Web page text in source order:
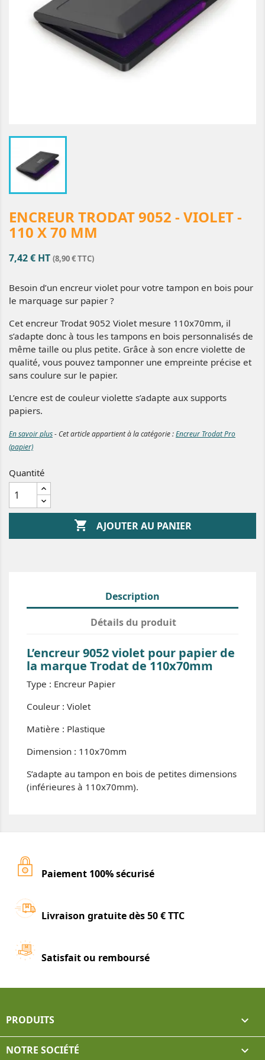
ENCREUR TRODAT 9052 - VIOLET -
110 X 70 MM
7,42 € HT (8,90 € TTC)
Besoin d’un encreur violet pour votre tampon en bois pour
le marquage sur papier ?
Cet encreur Trodat 9052 Violet mesure 110x70mm, il
s’adapte donc à tous les tampons en bois personnalisés de
même taille ou plus petite. Grâce à son encre violette de
qualité, vous pouvez tamponner une empreinte précise et
sans coulure sur le papier.
L’encre est de couleur violette s’adapte aux supports
papiers.
En savoir plus- Cet article appartient à la catégorie :Encreur Trodat Pro
(papier)
Quantité
 AJOUTER AU PANIER
Description
Détails du produit
L’encreur 9052 violet pour papier de
la marque Trodat de 110x70mm
Type : Encreur Papier
Couleur : Violet
Matière : Plastique
Dimension : 110x70mm
S’adapte au tampon en bois de petites dimensions
(inférieures à 110x70mm).
Paiement 100% sécurisé
Livraison gratuite dès 50 € TTC
Satisfait ou remboursé
PRODUITS 
NOTRE SOCIÉTÉ 